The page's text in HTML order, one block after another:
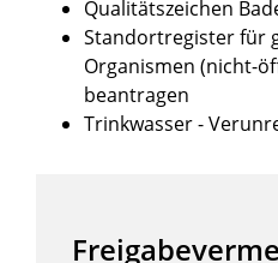
Qualitätszeichen
Standortregister für
Organismen (nicht-
beantragen
Trinkwasser -